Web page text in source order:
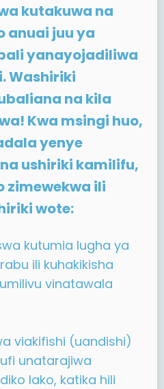
kutakuwa na
anuai juu ya
yanayojadiliwa
Washiriki
na kila
Kwa msingi huo,
yenye
ushiriki kamilifu,
ili
wote:
kutumia lugha ya
ili kuhakikisha
vinatawala
viakifishi (uandishi)
unatarajiwa
lako, katika hili